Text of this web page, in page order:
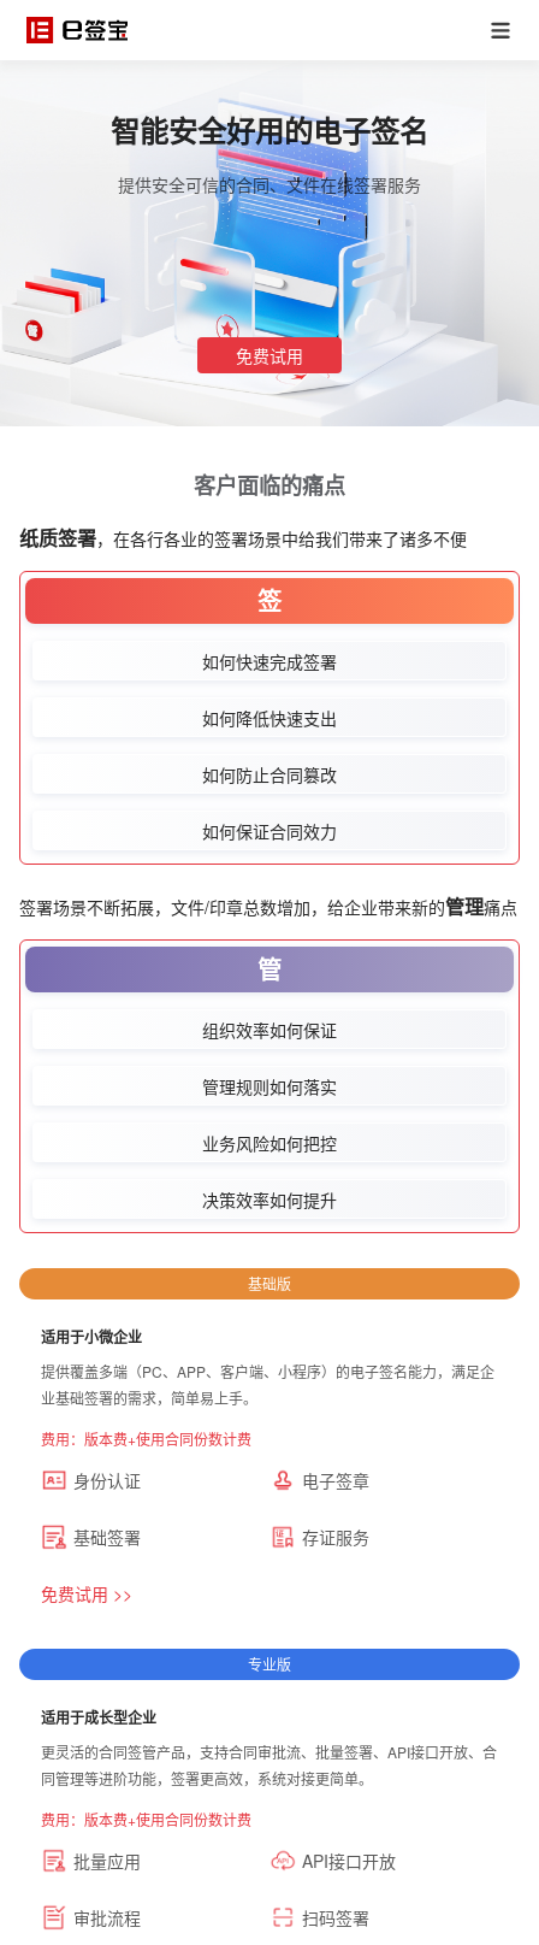
智能安全好用的电子签名
提供安全可信的合同、文件在线签署服务
免费试用
客户面临的痛点
纸质签署，在各行各业的签署场景中给我们带来了诸多不便
签
如何快速完成签署
如何降低快速支出
如何防止合同篡改
如何保证合同效力
签署场景不断拓展，文件/印章总数增加，给企业带来新的管理痛点
管
组织效率如何保证
管理规则如何落实
业务风险如何把控
决策效率如何提升
基础版
适用于小微企业
提供覆盖多端（PC、APP、客户端、小程序）的电子签名能力，满足企
业基础签署的需求，简单易上手。
费用：版本费+使用合同份数计费
身份认证 电子签章
基础签署 存证服务
免费试用 >>
专业版
适用于成长型企业
更灵活的合同签管产品，支持合同审批流、批量签署、API接口开放、合
同管理等进阶功能，签署更高效，系统对接更简单。
费用：版本费+使用合同份数计费
批量应用 API接口开放
审批流程 扫码签署